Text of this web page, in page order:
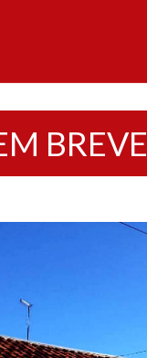
BREVE